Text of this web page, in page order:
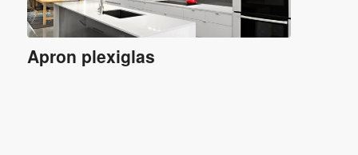
Apron plexiglas